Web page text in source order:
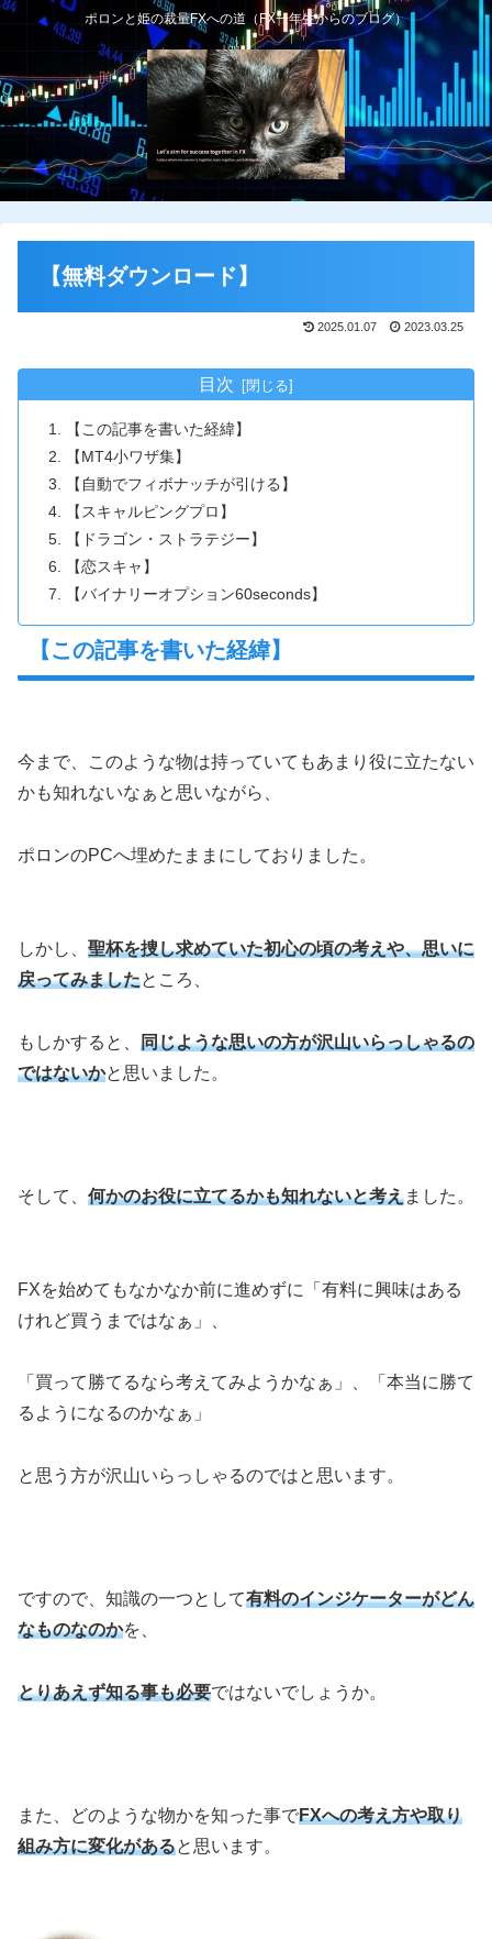
ポロンと姫の裁量FXへの道（FX一年生からのブログ）
【無料ダウンロード】
2025.01.07 2023.03.25
目次
【この記事を書いた経緯】
【MT4小ワザ集】
【自動でフィボナッチが引ける】
【スキャルピングプロ】
【ドラゴン・ストラテジー】
【恋スキャ】
【バイナリーオプション60seconds】
【この記事を書いた経緯】
今まで、このような物は持っていてもあまり役に立たない
かも知れないなぁと思いながら、
ポロンのPCへ埋めたままにしておりました。
しかし、 聖杯を捜し求めていた初心の頃の考えや、思いに
戻ってみましたところ、
もしかすると、 同じような思いの方が沢山いらっしゃるの
ではないかと思いました。
そして、 何かのお役に立てるかも知れないと考えました。
FXを始めてもなかなか前に進めずに「有料に興味はある
けれど買うまではなぁ」、
「買って勝てるなら考えてみようかなぁ」、「本当に勝て
るようになるのかなぁ」
と思う方が沢山いらっしゃるのではと思います。
ですので、知識の一つとして有料のインジケーターがどん
なものなのかを、
とりあえず知る事も必要ではないでしょうか。
また、どのような物かを知った事でFXへの考え方や取り
組み方に変化があると思います。